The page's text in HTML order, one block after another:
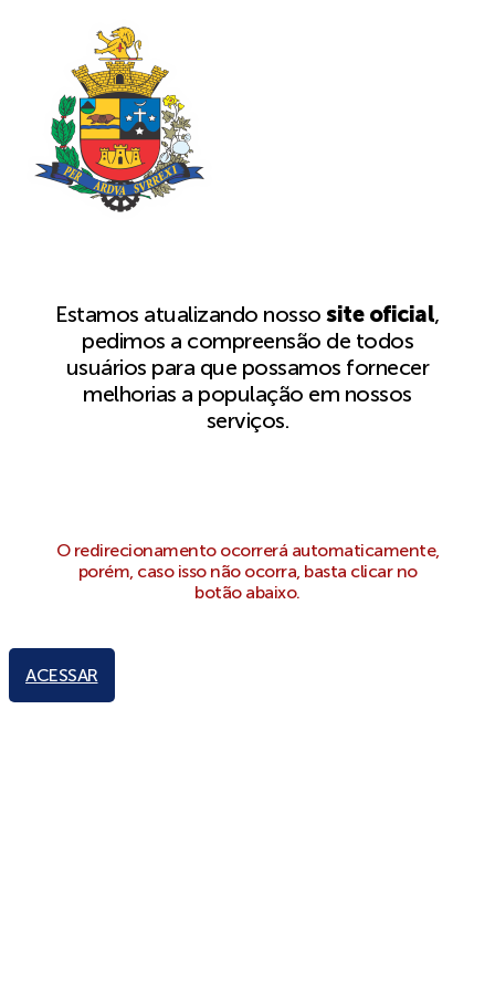
Estamos atualizando nossosite oficial,
pedimos a compreensão de todos
usuários para que possamos fornecer
melhorias a população em nossos
serviços.
O redirecionamento ocorrerá automaticamente,
porém, caso isso não ocorra, basta clicar no
botão abaixo.
ACESSAR